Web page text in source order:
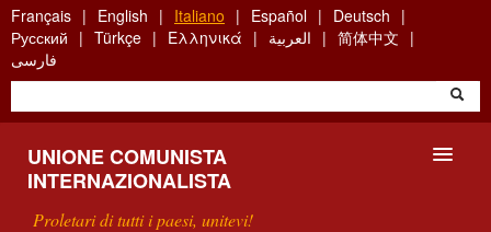
Skip
to
main
content
Français English Italiano Español
Deutsch
Русский
Türkçe Ελληνικά العربية
简体中文
فارسی
UNIONE COMUNISTA
INTERNAZIONALISTA
Proletari di tutti i paesi, unitevi!